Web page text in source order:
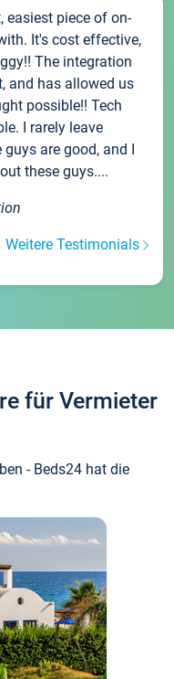
easiest piece of on-
It's cost effective,
The integration
and has allowed us
possible!! Tech
I rarely leave
are good, and I
these guys....
Weitere Testimonials
für Vermieter
- Beds24 hat die